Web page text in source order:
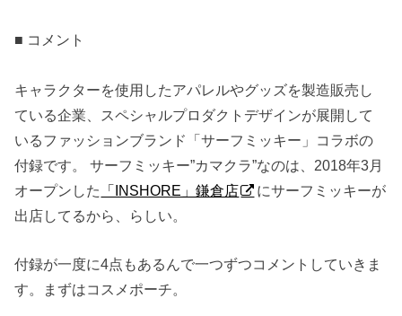
■ コメント
キャラクターを使用したアパレルやグッズを製造販売し
ている企業、スペシャルプロダクトデザインが展開して
いるファッションブランド「サーフミッキー」コラボの
付録です。 サーフミッキー”カマクラ”なのは、2018年3月
オープンした
「INSHORE」鎌倉店
にサーフミッキーが
出店してるから、らしい。
付録が一度に4点もあるんで一つずつコメントしていきま
す。まずはコスメポーチ。